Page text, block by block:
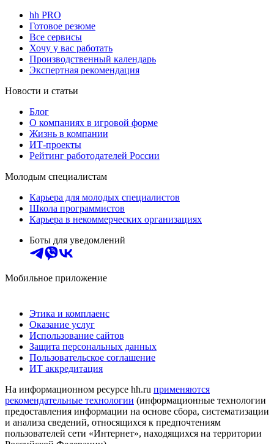
hh PRO
Готовое резюме
Все сервисы
Хочу у вас работать
Производственный календарь
Экспертная рекомендация
Новости и статьи
Блог
О компаниях в игровой форме
Жизнь в компании
ИТ-проекты
Рейтинг работодателей России
Молодым специалистам
Карьера для молодых специалистов
Школа программистов
Карьера в некоммерческих организациях
Боты для уведомлений
Мобильное приложение
Этика и комплаенс
Оказание услуг
Использование сайтов
Защита персональных данных
Пользовательское соглашение
ИТ аккредитация
На информационном ресурсе hh.ru применяются
рекомендательные технологии (информационные технологии
предоставления информации на основе сбора, систематизации
и анализа сведений, относящихся к предпочтениям
пользователей сети «Интернет», находящихся на территории